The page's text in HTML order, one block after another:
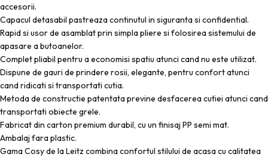
accesorii.
Capacul detasabil pastreaza continutul in siguranta si confidential.
Rapid si usor de asamblat prin simpla pliere si folosirea sistemului de
apasare a butoanelor.
Complet pliabil pentru a economisi spatiu atunci cand nu este utilizat.
Dispune de gauri de prindere rosii, elegante, pentru confort atunci
cand ridicati si transportati cutia.
Metoda de constructie patentata previne desfacerea cutiei atunci cand
transportati obiecte grele.
Fabricat din carton premium durabil, cu un finisaj PP semi mat.
Ambalaj fara plastic.
Gama Cosy de la Leitz combina confortul stilului de acasa cu calitatea